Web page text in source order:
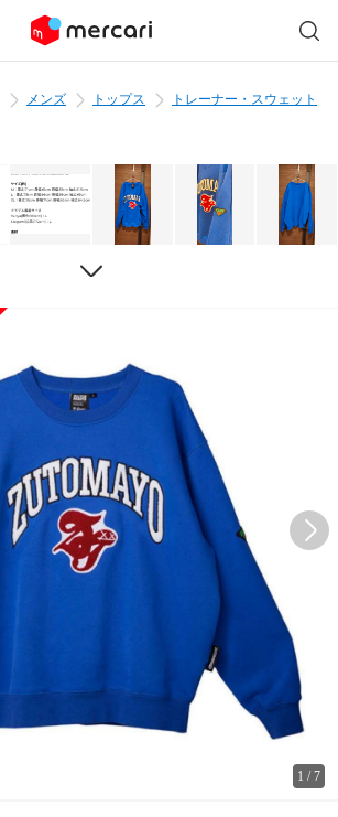
メンズ トップス トレーナー・スウェット
1 /7